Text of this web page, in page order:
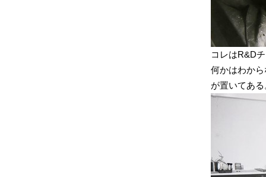
コレはR&D
何かはわか
が置いてある